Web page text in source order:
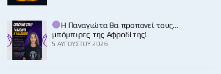
Η Παναγιώτα θα προπονεί τους…
μπόμπιρες της Αφροδίτης!
5 ΑΥΓΟΎΣΤΟΥ 2026